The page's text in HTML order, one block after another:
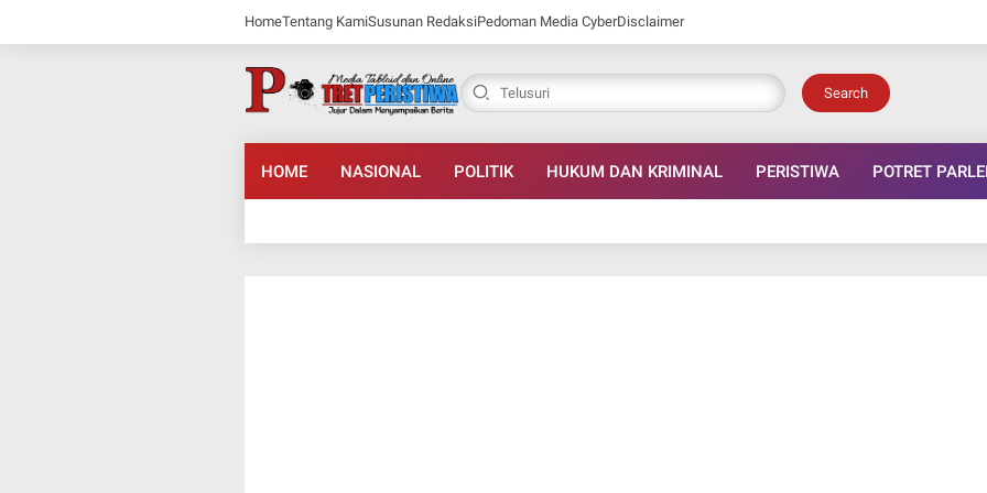
HomeTentang KamiSusunan RedaksiPedoman Media CyberDisclaimer
Search
HOME NASIONAL POLITIK HUKUM DAN KRIMINAL PERISTIWA POTRET